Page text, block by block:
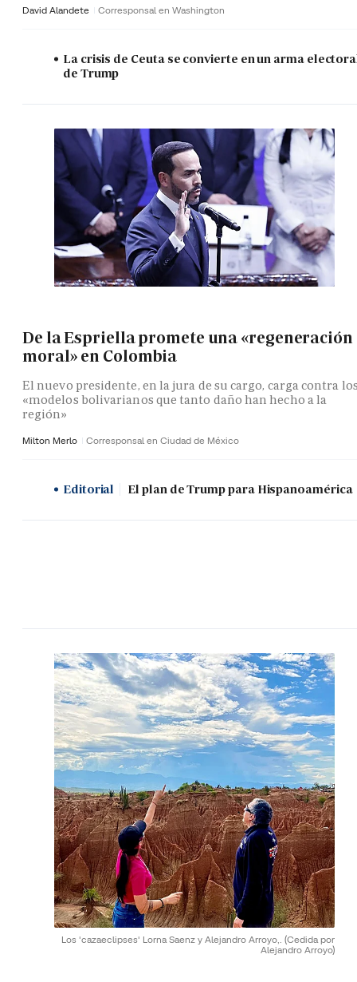
David Alandete Corresponsal en Washington
La crisis de Ceuta se convierte en un arma
de Trump
De la Espriella promete una «regeneración
moral» en Colombia
El nuevo presidente, en la jura de su cargo, carga contra
«modelos bolivarianos que tanto daño han hecho a la
región»
Milton Merlo Corresponsal en Ciudad de México
Editorial El plan de Trump para Hispanoamérica
Los 'cazaeclipses' Lorna Saenz y Alejandro Arroyo,. (Cedida por
Alejandro Arroyo)